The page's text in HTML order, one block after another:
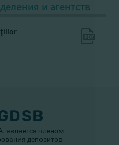
и агентств
является членом
депозитов